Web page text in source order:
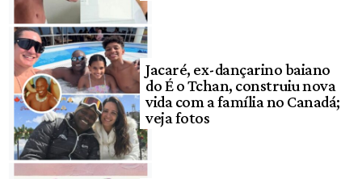
Jacaré, ex-dançarino baiano
do É o Tchan, construiu nova
vida com a família no Canadá;
veja fotos